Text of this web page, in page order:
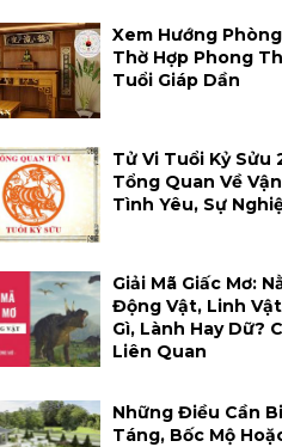
Xem Hướng
Thờ Hợp Phong
Tuổi Giáp Dần
Tử Vi Tuổi Kỷ Sửu
Tổng Quan Về
Tình Yêu, Sự
Giải Mã Giấc Mơ:
Động Vật, Linh
Gì, Lành Hay Dữ?
Liên Quan
Những Điều Cần
Táng, Bốc Mộ